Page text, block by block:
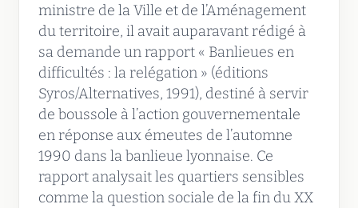
ministre de la Ville et de l’Aménagement
du territoire, il avait auparavant rédigé à
sa demande un rapport « Banlieues en
difficultés : la relégation » (éditions
Syros/Alternatives, 1991), destiné à servir
de boussole à l’action gouvernementale
en réponse aux émeutes de l’automne
1990 dans la banlieue lyonnaise. Ce
rapport analysait les quartiers sensibles
comme la question sociale de la fin du XX